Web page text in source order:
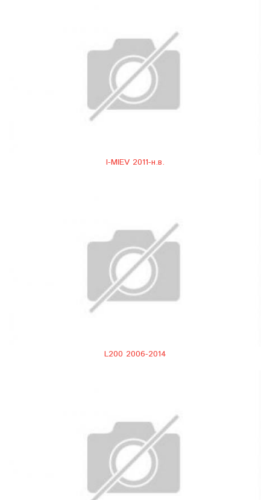
I-MIEV 2011-н.в.
L200 2006-2014